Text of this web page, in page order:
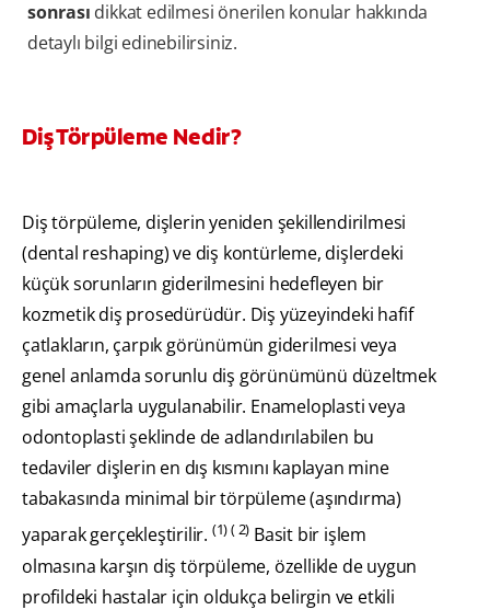
sonrası dikkat edilmesi önerilen konular hakkında
detaylı bilgi edinebilirsiniz.
Diş Törpüleme Nedir?
Diş törpüleme, dişlerin yeniden şekillendirilmesi
(dental reshaping) ve diş kontürleme, dişlerdeki
küçük sorunların giderilmesini hedefleyen bir
kozmetik diş prosedürüdür. Diş yüzeyindeki hafif
çatlakların, çarpık görünümün giderilmesi veya
genel anlamda sorunlu diş görünümünü düzeltmek
gibi amaçlarla uygulanabilir. Enameloplasti veya
odontoplasti şeklinde de adlandırılabilen bu
tedaviler dişlerin en dış kısmını kaplayan mine
tabakasında minimal bir törpüleme (aşındırma)
yaparak gerçekleştirilir. (1) ( 2) Basit bir işlem
olmasına karşın diş törpüleme, özellikle de uygun
profildeki hastalar için oldukça belirgin ve etkili